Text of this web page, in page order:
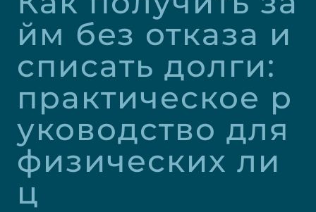
йм без отказа и
списать долги:
практическое р
уководство для
физических ли
ц